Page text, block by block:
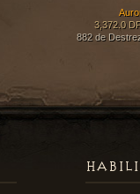
3,372.0
882 de